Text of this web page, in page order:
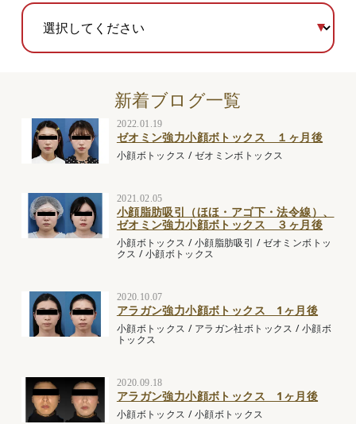
新着ブログ一覧
2022.01.19
ゼオミン強力小顔ボトックス １ヶ月後
小顔ボトックス /ゼオミンボトックス
2021.02.05
小顔脂肪吸引（ほほ・アゴ下・法令線）、
ゼオミン強力小顔ボトックス ３ヶ月後
小顔ボトックス /小顔脂肪吸引 /ゼオミンボトッ
クス /小顔ボトックス
2020.10.07
アラガン強力小顔ボトックス 1ヶ月後
小顔ボトックス / アラガン社ボトックス /小顔ボ
トックス
2020.09.18
アラガン強力小顔ボトックス 1ヶ月後
小顔ボトックス /小顔ボトックス